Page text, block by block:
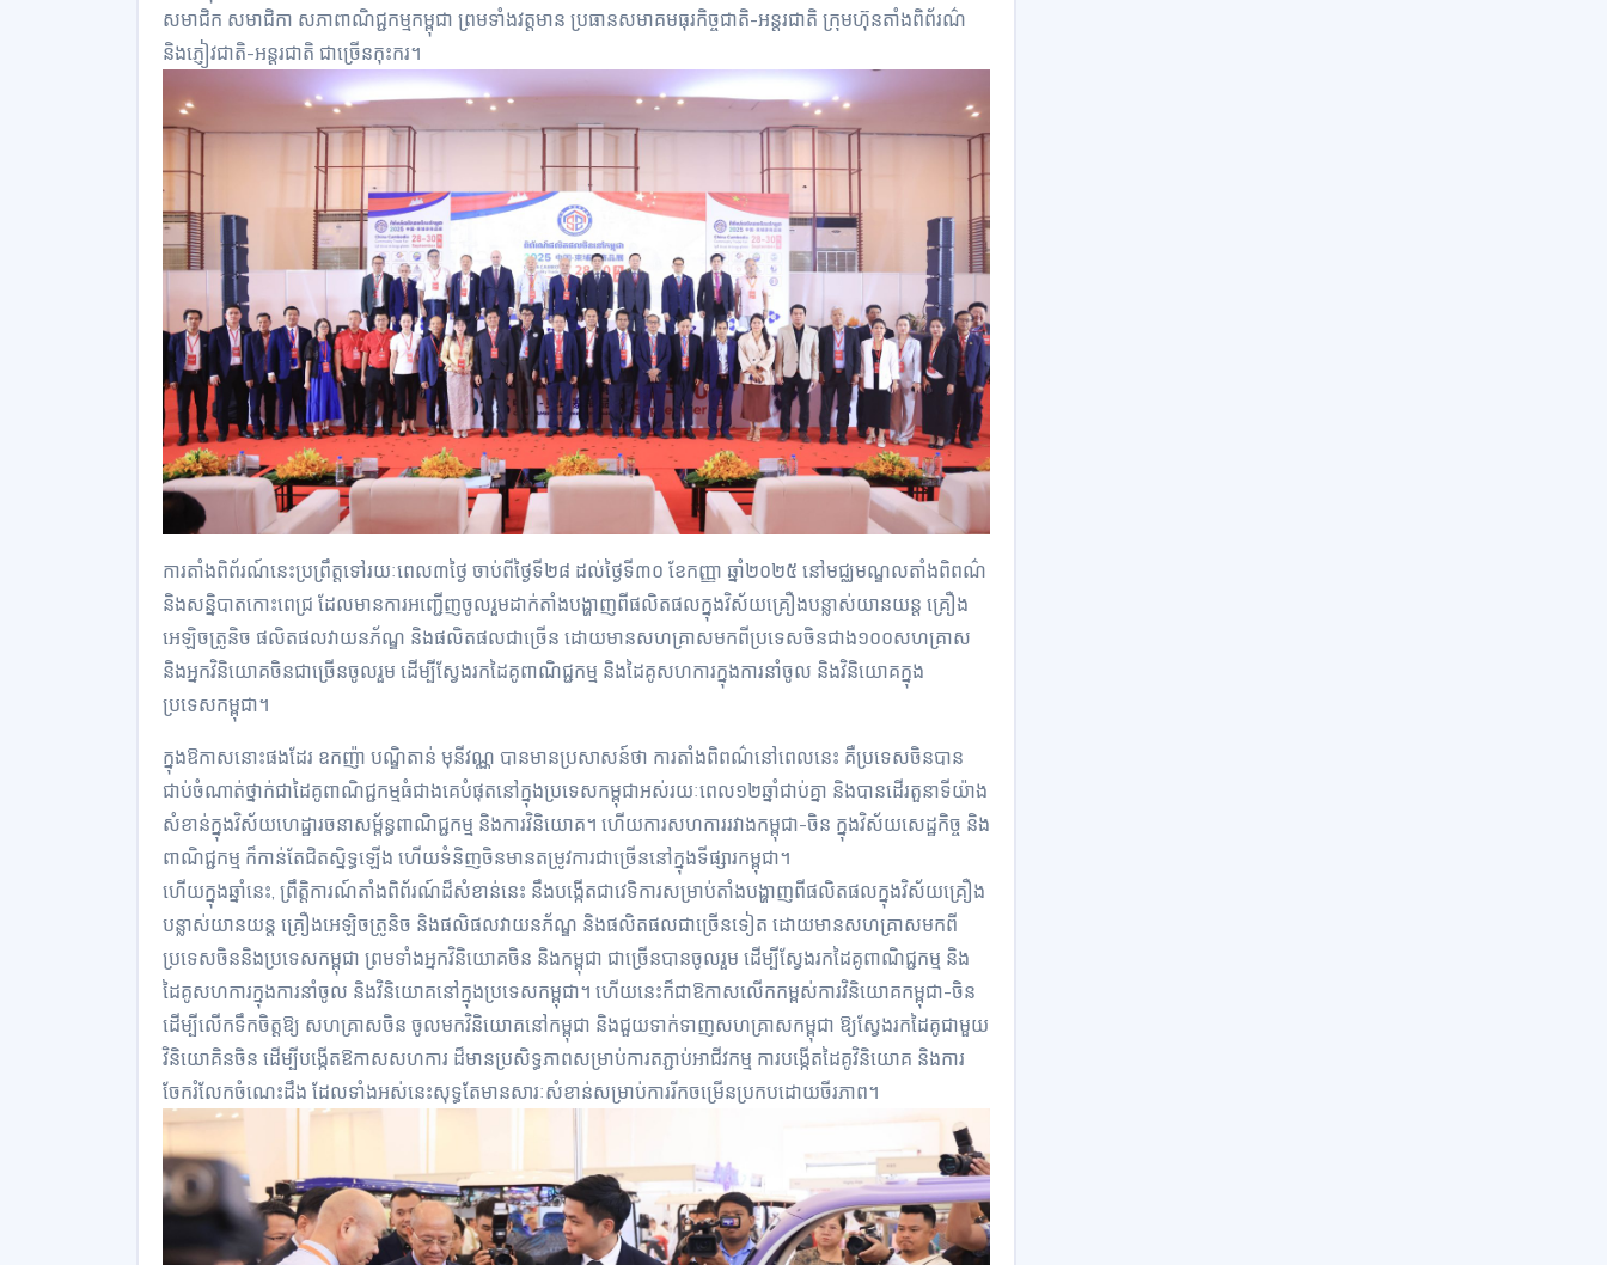
សមាជិក សមាជិកា សភាពាណិជ្ជកម្មកម្ពុជា ព្រមទាំងវត្តមាន ប្រធានសមាគមធុរកិច្ចជាតិ-អន្តរជាតិ ក្រុមហ៊ុនតាំងពិព័រណ៌
និងភ្ញៀវជាតិ-អន្តរជាតិ ជាច្រើនកុះករ។
ការតាំងពិព័រណ៍នេះប្រព្រឹត្តទៅរយៈពេល៣ថ្ងៃ ចាប់ពីថ្ងៃទី២៨ ដល់ថ្ងៃទី៣០ ខែកញ្ញា ឆ្នាំ២០២៥ នៅមជ្ឈមណ្ឌលតាំងពិពណ៌
និងសន្និបាតកោះពេជ្រ ដែលមានការអញ្ជើញចូលរួមដាក់តាំងបង្ហាញពីផលិតផលក្នុងវិស័យគ្រឿងបន្លាស់យានយន្ត គ្រឿង
អេឡិចត្រូនិច ផលិតផលវាយនភ័ណ្ឌ និងផលិតផលជាច្រើន ដោយមានសហគ្រាសមកពីប្រទេសចិនជាង១០០សហគ្រាស
និងអ្នកវិនិយោគចិនជាច្រើនចូលរួម ដើម្បីស្វែងរកដៃគូពាណិជ្ជកម្ម និងដៃគូសហការក្នុងការនាំចូល និងវិនិយោគក្នុង
ប្រទេសកម្ពុជា។
ក្នុងឱកាសនោះផងដែរ ឧកញ៉ា បណ្ឌិតាន់ មុនីវណ្ណ បានមានប្រសាសន៍ថា ការតាំងពិពណ៌នៅពេលនេះ គឺប្រទេសចិនបាន
ជាប់ចំណាត់ថ្នាក់ជាដៃគូពាណិជ្ជកម្មធំជាងគេបំផុតនៅក្នុងប្រទេសកម្ពុជាអស់រយៈពេល១២ឆ្នាំជាប់គ្នា និងបានដើរតួនាទីយ៉ាង
សំខាន់ក្នុងវិស័យហេដ្ឋារចនាសម្ព័ន្ធពាណិជ្ជកម្ម និងការវិនិយោគ។ ហើយការសហការរវាងកម្ពុជា-ចិន ក្នុងវិស័យសេដ្ឋកិច្ច និង
ពាណិជ្ជកម្ម ក៏កាន់តែជិតស្និទ្ធឡើង ហើយទំនិញចិនមានតម្រូវការជាច្រើននៅក្នុងទីផ្សារកម្ពុជា។
ហើយក្នុងឆ្នាំនេះ, ព្រឹត្តិការណ៍តាំងពិព័រណ៍ដ៏សំខាន់នេះ នឹងបង្កើតជាវេទិការសម្រាប់តាំងបង្ហាញពីផលិតផលក្នុងវិស័យគ្រឿង
បន្លាស់យានយន្ត គ្រឿងអេឡិចត្រូនិច និងផលិផលវាយនភ័ណ្ឌ និងផលិតផលជាច្រើនទៀត ដោយមានសហគ្រាសមកពី
ប្រទេសចិននិងប្រទេសកម្ពុជា ព្រមទាំងអ្នកវិនិយោគចិន និងកម្ពុជា ជាច្រើនបានចូលរួម ដើម្បីស្វែងរកដៃគូពាណិជ្ជកម្ម និង
ដៃគូសហការក្នុងការនាំចូល និងវិនិយោគនៅក្នុងប្រទេសកម្ពុជា។ ហើយនេះក៏ជាឱកាសលើកកម្ពស់ការវិនិយោគកម្ពុជា-ចិន
ដើម្បីលើកទឹកចិត្តឱ្យ សហគ្រាសចិន ចូលមកវិនិយោគនៅកម្ពុជា និងជួយទាក់ទាញសហគ្រាសកម្ពុជា ឱ្យស្វែងរកដៃគូជាមួយ
វិនិយោគិនចិន ដើម្បីបង្កើតឱកាសសហការ ដ៏មានប្រសិទ្ធភាពសម្រាប់ការតភ្ជាប់អាជីវកម្ម ការបង្កើតដៃគូវិនិយោគ និងការ
ចែករំលែកចំណេះដឹង ដែលទាំងអស់នេះសុទ្ធតែមានសារៈសំខាន់សម្រាប់ការរីកចម្រើនប្រកបដោយចីរភាព។